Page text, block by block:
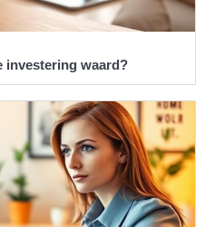
investering waard?